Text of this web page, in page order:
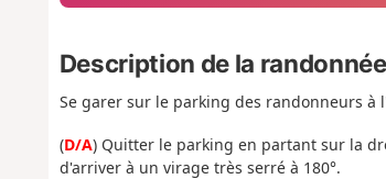
Description de la randonnée
Se garer sur le parking des randonneurs à
(D/A) Quitter le parking en partant sur la
d'arriver à un virage très serré à 180°.